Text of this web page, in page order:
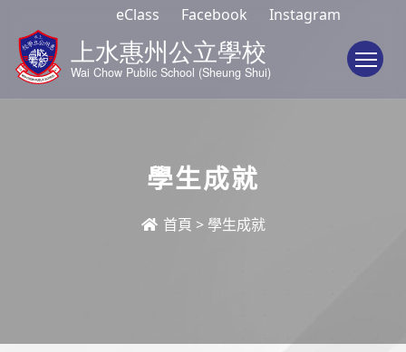
eClass Facebook Instagram
學生成就
首頁 > 學生成就